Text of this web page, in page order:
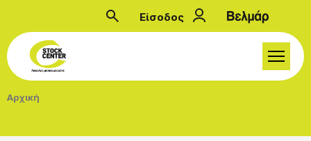
Παράκαμψη προς το κυρίως περιεχόμενο
Μενού
Είσοδος
Breadcrumb
Αρχική